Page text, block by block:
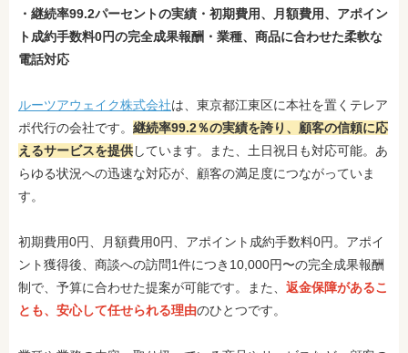
・継続率99.2パーセントの実績 ・初期費用、月額費用、アポイン
ト成約手数料0円の完全成果報酬 ・業種、商品に合わせた柔軟な
電話対応
ルーツアウェイク株式会社は、東京都江東区に本社を置くテレア
ポ代行の会社です。 継続率99.2％の実績を誇り、顧客の信頼に応
えるサービスを提供しています。また、土日祝日も対応可能。あ
らゆる状況への迅速な対応が、顧客の満足度につながっていま
す。
初期費用0円、月額費用0円、アポイント成約手数料0円。アポイ
ント獲得後、商談への訪問1件につき10,000円〜の完全成果報酬
制で、予算に合わせた提案が可能です。また、 返金保障があるこ
とも、安心して任せられる理由のひとつです。